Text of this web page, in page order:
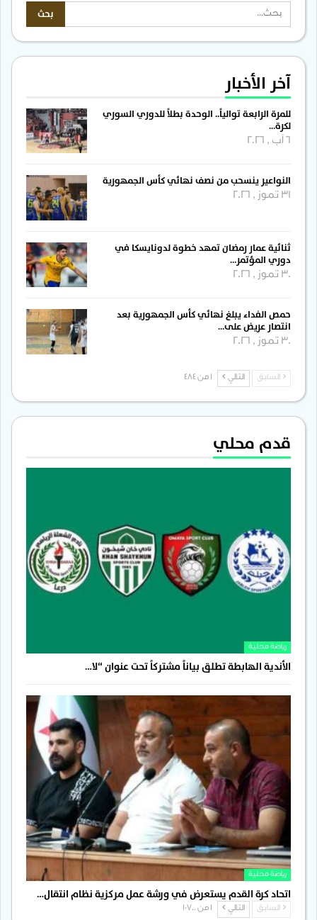
آخر الأخبار
للمرة الرابعة توالياً.. الوحدة بطلاً للدوري السوري
لكرة…
النواعير ينسحب من نصف نهائي كأس الجمهورية
31 تموز , 2026
ثنائية عمار رمضان تمهد خطوة لدونايسكا في
دوري المؤتمر…
30 تموز , 2026
حمص الفداء يبلغ نهائي كأس الجمهورية بعد
انتصار عريض على…
30 تموز , 2026
السابق التالي
قدم محلي
رياضة محلية
الأندية الهابطة تطلق بياناً مشتركاً تحت عنوان “لا…
رياضة محلية
اتحاد كرة القدم يستعرض في ورشة عمل مركزية نظام انتقال…
السابق التالي